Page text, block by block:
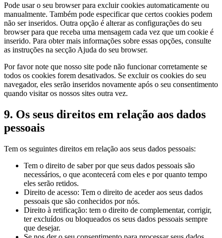
Pode usar o seu browser para excluir cookies automaticamente ou
manualmente. Também pode especificar que certos cookies podem
não ser inseridos. Outra opção é alterar as configurações do seu
browser para que receba uma mensagem cada vez que um cookie é
inserido. Para obter mais informações sobre essas opções, consulte
as instruções na secção Ajuda do seu browser.
Por favor note que nosso site pode não funcionar corretamente se
todos os cookies forem desativados. Se excluir os cookies do seu
navegador, eles serão inseridos novamente após o seu consentimento
quando visitar os nossos sites outra vez.
9. Os seus direitos em relação aos dados
pessoais
Tem os seguintes direitos em relação aos seus dados pessoais:
Tem o direito de saber por que seus dados pessoais são
necessários, o que acontecerá com eles e por quanto tempo
eles serão retidos.
Direito de acesso: Tem o direito de aceder aos seus dados
pessoais que são conhecidos por nós.
Direito à retificação: tem o direito de complementar, corrigir,
ter excluídos ou bloqueados os seus dados pessoais sempre
que desejar.